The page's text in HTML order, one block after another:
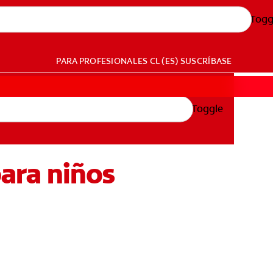
PARA PROFESIONALES CL (ES) SUSCRÍBASE
Toggle
niños